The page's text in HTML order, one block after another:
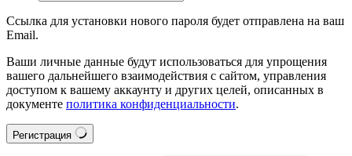
Ссылка для установки нового пароля будет отправлена на ваш
Email.
Ваши личные данные будут использоваться для упрощения
вашего дальнейшего взаимодействия с сайтом, управления
доступом к вашему аккаунту и других целей, описанных в
документе политика конфиденциальности.
Регистрация